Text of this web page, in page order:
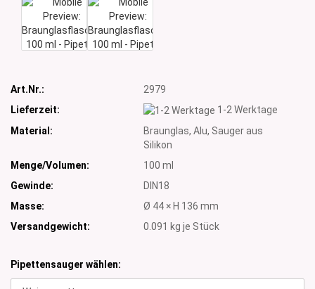
Art.Nr.:
2979
Lieferzeit:
1-2 Werktage
Material:
Braunglas, Alu, Sauger aus
Silikon
Menge/Volumen:
100 ml
Gewinde:
DIN18
Masse:
Ø 44 × H 136 mm
Versandgewicht:
0.091 kg je Stück
Pipettensauger wählen: